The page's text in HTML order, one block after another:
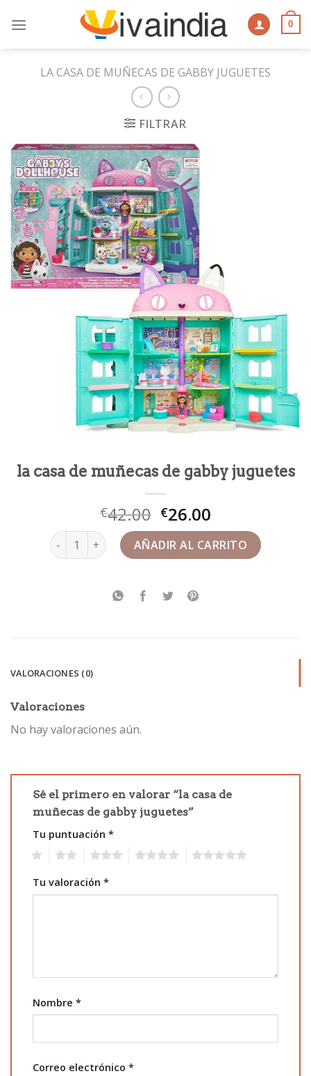
0
LA CASA DE MUÑECAS DE GABBY JUGUETES
FILTRAR
la casa de muñecas de gabby juguetes
€42.00 €26.00
la casa de muñecas de gabby juguetes cantidad
AÑADIR AL CARRITO
VALORACIONES (0)
Valoraciones
No hay valoraciones aún.
Sé el primero en valorar “la casa de
muñecas de gabby juguetes”
Tu puntuación *
Tu valoración *
Nombre *
Correo electrónico *